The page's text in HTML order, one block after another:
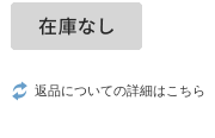
返品についての詳細はこちら